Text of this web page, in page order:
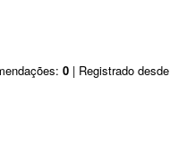
0 | Registrado